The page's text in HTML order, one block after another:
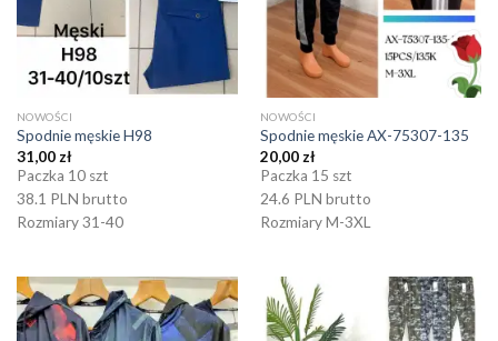
NOWOŚCI
Spodnie męskie H98
31,00 zł
Paczka 10 szt
38.1 PLN brutto
Rozmiary 31-40
NOWOŚCI
Spodnie męskie AX-75307-135
20,00 zł
Paczka 15 szt
24.6 PLN brutto
Rozmiary M-3XL